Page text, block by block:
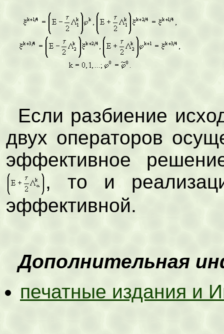
Если разбиение
двух операторов
эффективное
, то и
эффективной.
Дополнительная
печатные издания и